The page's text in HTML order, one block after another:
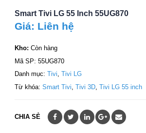
Smart Tivi LG 55 Inch 55UG870
Giá: Liên hệ
Kho: Còn hàng
Mã SP: 55UG870
Danh mục: Tivi, Tivi LG
Từ khóa: Smart Tivi Tivi 3D Tivi LG 55 inch
CHIA SẺ